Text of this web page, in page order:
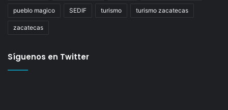
pueblo magico SEDIF turismo turismo zacatecas
zacatecas
Síguenos en Twitter